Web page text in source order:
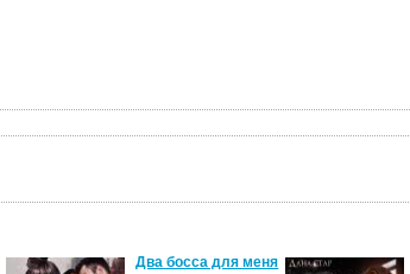
Два босса для меня